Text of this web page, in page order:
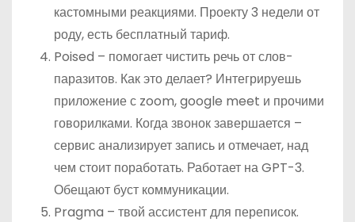
кастомными реакциями. Проекту 3 недели от
роду, есть бесплатный тариф.
Poised – помогает чистить речь от слов-
паразитов. Как это делает? Интегрируешь
приложение с zoom, google meet и прочими
говорилками. Когда звонок завершается –
сервис анализирует запись и отмечает, над
чем стоит поработать. Работает на GPT-3.
Обещают буст коммуникации.
Pragma – твой ассистент для переписок.